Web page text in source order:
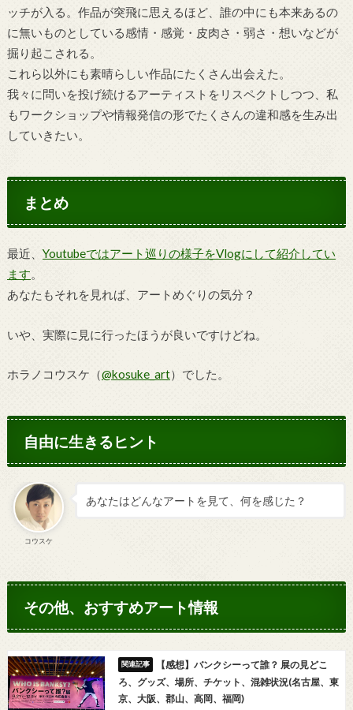
ッチが入る。作品が突飛に思えるほど、誰の中にも本来あるの
に無いものとしている感情・感覚・皮肉さ・弱さ・想いなどが
掘り起こされる。
これら以外にも素晴らしい作品にたくさん出会えた。
我々に問いを投げ続けるアーティストをリスペクトしつつ、私
もワークショップや情報発信の形でたくさんの違和感を生み出
していきたい。
まとめ
最近、Youtubeではアート巡りの様子をVlogにして紹介してい
ます。
あなたもそれを見れば、アートめぐりの気分？
いや、実際に見に行ったほうが良いですけどね。
ホラノコウスケ（@kosuke_art）でした。
自由に生きるヒント
コウスケ
あなたはどんなアートを見て、何を感じた？
その他、おすすめアート情報
【感想】バンクシーって誰？ 展の見どこ
ろ、グッズ、場所、チケット、混雑状況(名古屋、東
京、大阪、郡山、高岡、福岡)